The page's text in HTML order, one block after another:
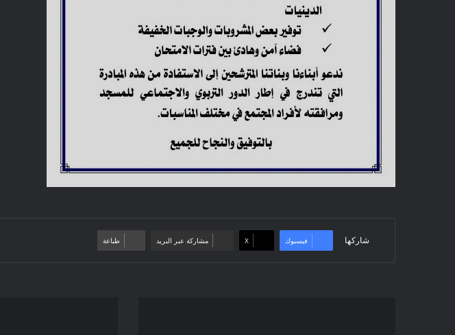
شاركها فيسبوك ‫X مشاركة عبر البريد طباعة